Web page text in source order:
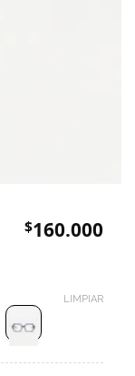
$160.000
LIMPIAR